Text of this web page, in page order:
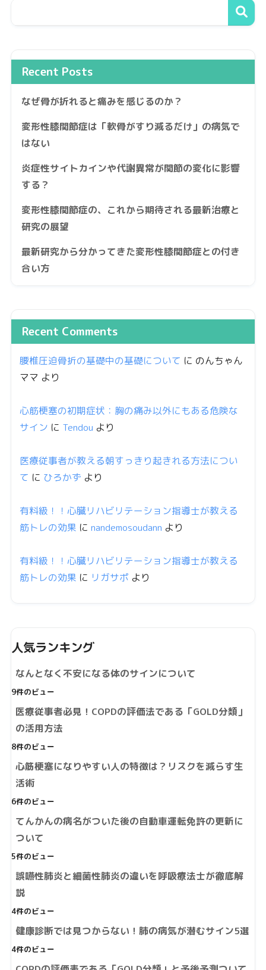
Recent Posts
なぜ骨が折れると痛みを感じるのか？
変形性膝関節症は「軟骨がすり減るだけ」の病気で
はない
炎症性サイトカインや代謝異常が関節の変化に影響
する？
変形性膝関節症の、これから期待される最新治療と
研究の展望
最新研究から分かってきた変形性膝関節症との付き
合い方
Recent Comments
腰椎圧迫骨折の基礎中の基礎について に のんちゃん
ママ より
心筋梗塞の初期症状：胸の痛み以外にもある危険な
サイン に Tendou より
医療従事者が教える朝すっきり起きれる方法につい
て に ひろかず より
有料級！！心臓リハビリテーション指導士が教える
筋トレの効果 に nandemosoudann より
有料級！！心臓リハビリテーション指導士が教える
筋トレの効果 に リガサポ より
人気ランキング
なんとなく不安になる体のサインについて
9件のビュー
医療従事者必見！COPDの評価法である「GOLD分類」
の活用方法
8件のビュー
心筋梗塞になりやすい人の特徴は？リスクを減らす生
活術
6件のビュー
てんかんの病名がついた後の自動車運転免許の更新に
ついて
5件のビュー
誤嚥性肺炎と細菌性肺炎の違いを呼吸療法士が徹底解
説
4件のビュー
健康診断では見つからない！肺の病気が潜むサイン5選
4件のビュー